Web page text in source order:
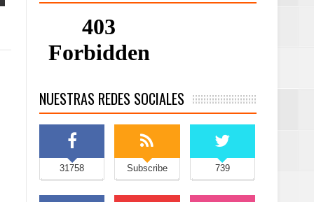
NUESTRAS REDES SOCIALES
31758 Subscribe 739